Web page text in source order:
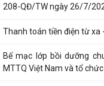
208-QĐ/TW ngày 26/7/
Thanh toán tiền điện từ xa
Bế mạc lớp bồi dưỡng
MTTQ Việt Nam và tổ